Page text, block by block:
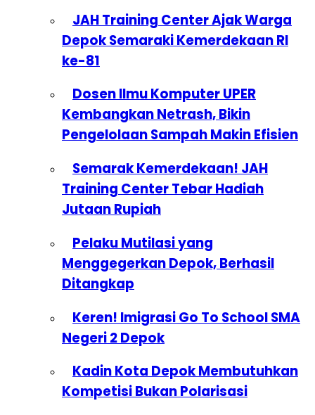
JAH Training Center Ajak Warga
Depok Semaraki Kemerdekaan RI
ke-81
Dosen Ilmu Komputer UPER
Kembangkan Netrash, Bikin
Pengelolaan Sampah Makin Efisien
Semarak Kemerdekaan! JAH
Training Center Tebar Hadiah
Jutaan Rupiah
Pelaku Mutilasi yang
Menggegerkan Depok, Berhasil
Ditangkap
Keren! Imigrasi Go To School SMA
Negeri 2 Depok
Kadin Kota Depok Membutuhkan
Kompetisi Bukan Polarisasi